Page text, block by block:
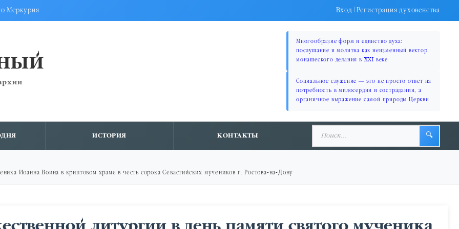
Меркурия Вход|Регистрация духовенства
Многообразие форм и единство духа:
послушание и молитва как неизменный вектор
монашеского делания в XXI веке
Социальное служение — это не просто ответ на
потребность в милосердии и сострадании, а
органичное выражение самой природы Церкви
ИСТОРИЯ КОНТАКТЫ 🔍
Иоанна Воина в криптовом храме в честь сорока Севастийских мучеников г. Ростова-на-Дону